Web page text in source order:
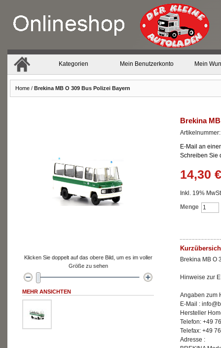
Kategorien Mein Benutzerkonto Mein
Home / Brekina MB O 309 Bus Polizei Bayern
Brekina
E-Mail an
Schreiben Sie
14,30 €
Inkl. 19%
Menge
Brekina MB O
Hinweise zur
Angaben zum
E-Mail :
Hersteller
Telefon: +49
Telefax: +49
Adresse :
Klicken Sie doppelt auf das obere Bild, um es im voller
Größe zu sehen
MEHR ANSICHTEN